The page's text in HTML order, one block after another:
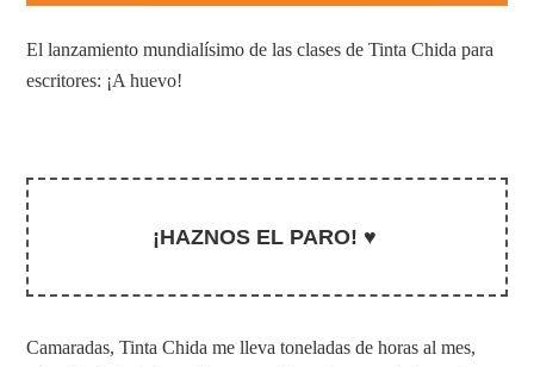
El lanzamiento mundialísimo de las clases de Tinta Chida para
escritores: ¡A huevo!
¡HAZNOS EL PARO! ♥
Camaradas, Tinta Chida me lleva toneladas de horas al mes,